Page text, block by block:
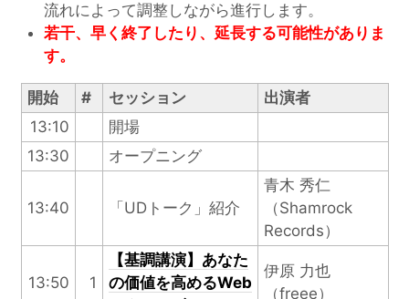
流れによって調整しながら進行します。
若干、早く終了したり、延長する可能性がありま
す。
開始 # セッション
出演者
13:10
開場
13:30
オープニング
13:40 「UDトーク」紹介
青木 秀仁
（Shamrock
Records）
13:50 1
【基調講演】あなた
の価値を高めるWeb
伊原 力也
（freee）